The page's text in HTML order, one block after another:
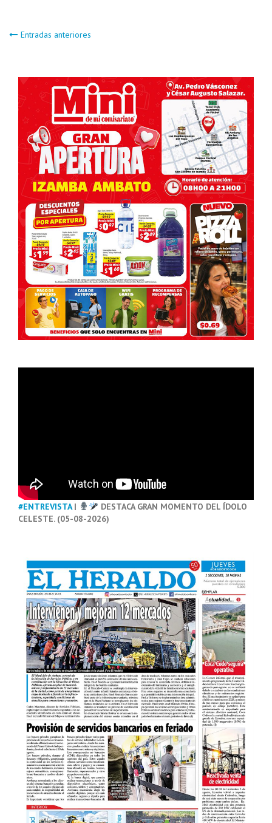
Navegación
de
entradas
Entradas anteriores
#ENTREVISTA|
DESTACA GRAN MOMENTO DEL ÍDOLO
CELESTE. (05-08-2026)